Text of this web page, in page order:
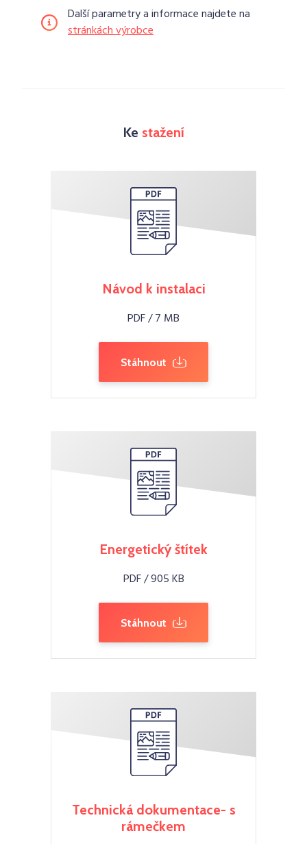
Další parametry a informace najdete na
stránkách výrobce
Ke stažení
Návod k instalaci
PDF / 7 MB
Stáhnout
Energetický štítek
PDF / 905 KB
Stáhnout
Technická dokumentace- s
rámečkem